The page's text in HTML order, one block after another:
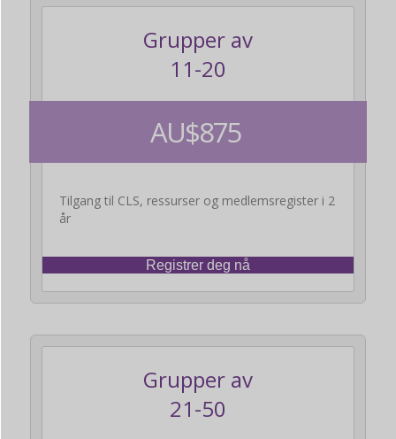
Grupper av
11-20
AU$875
Tilgang til CLS, ressurser og medlemsregister i 2
år
Registrer deg nå
Grupper av
21-50